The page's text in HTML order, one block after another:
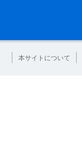
本サイトについて